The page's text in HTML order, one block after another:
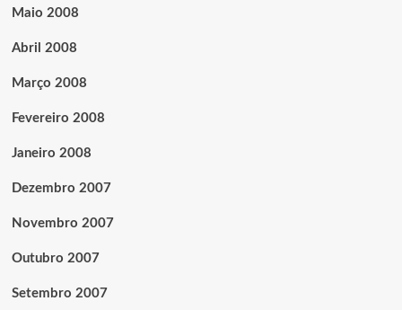
Maio 2008
Abril 2008
Março 2008
Fevereiro 2008
Janeiro 2008
Dezembro 2007
Novembro 2007
Outubro 2007
Setembro 2007